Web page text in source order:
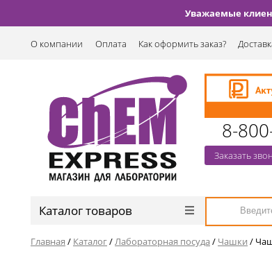
Уважаемые
О компании Оплата Как оформить заказ?
8-
Заказать
Каталог товаров
Главная / Каталог/Лабораторная посуда / Чашки /